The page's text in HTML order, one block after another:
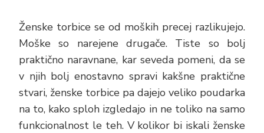
Ženske torbice se od moških precej razlikujejo.
Moške so narejene drugače. Tiste so bolj
praktično naravnane, kar seveda pomeni, da se
v njih bolj enostavno spravi kakšne praktične
stvari, ženske torbice pa dajejo veliko poudarka
na to, kako sploh izgledajo in ne toliko na samo
funkcionalnost le teh. V kolikor bi iskali ženske